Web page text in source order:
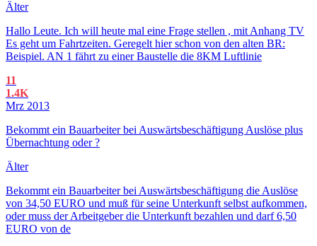
Älter
Hallo Leute. Ich will heute mal eine Frage stellen , mit Anhang TV
Es geht um Fahrtzeiten. Geregelt hier schon von den alten BR:
Beispiel. AN 1 fährt zu einer Baustelle die 8KM Luftlinie
11
1.4K
Mrz 2013
Bekommt ein Bauarbeiter bei Auswärtsbeschäftigung Auslöse plus
Übernachtung oder ?
Älter
Bekommt ein Bauarbeiter bei Auswärtsbeschäftigung die Auslöse
von 34,50 EURO und muß für seine Unterkunft selbst aufkommen,
oder muss der Arbeitgeber die Unterkunft bezahlen und darf 6,50
EURO von de